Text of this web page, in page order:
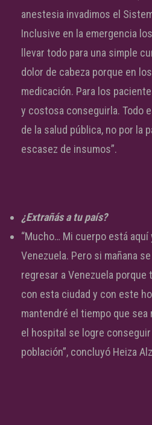
anestesia invadimos el
Inclusive en la emergencia
llevar todo para una simple
dolor de cabeza porque en
medicación. Para los
y costosa conseguirla. Todo
de la salud pública, no por la
escasez de insumos”.
¿Extrañás a tu país?
“Mucho… Mi cuerpo está aquí
Venezuela. Pero si mañana
regresar a Venezuela
con esta ciudad y con este
mantendré el tiempo que
el hospital se logre conseguir
población”, concluyó Heiza